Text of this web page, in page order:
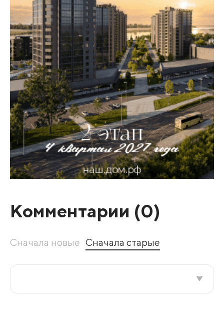
Комментарии (0)
Сначала новые Сначала старые